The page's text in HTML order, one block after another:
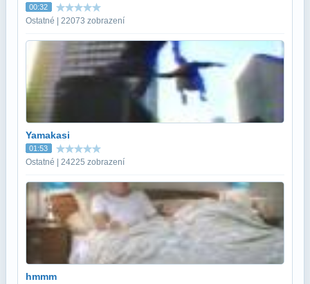
00:32
Ostatné | 22073 zobrazení
Yamakasi
01:53
Ostatné | 24225 zobrazení
hmmm